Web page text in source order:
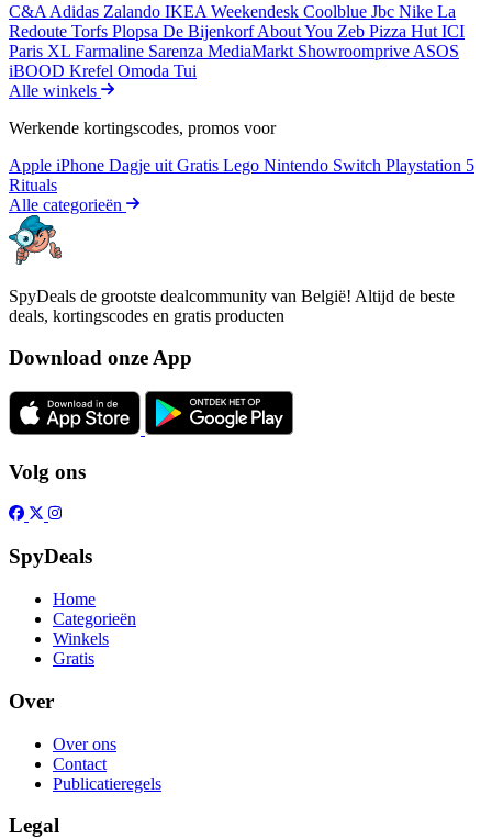
C&A Adidas Zalando IKEA Weekendesk Coolblue Jbc Nike La
Redoute Torfs Plopsa De BijenkorfAbout You Zeb Pizza Hut ICI
Paris XL Farmaline Sarenza MediaMarkt Showroomprive ASOS
iBOOD Krefel Omoda Tui
Alle winkels
Werkende kortingscodes, promos voor
Apple iPhone Dagje uit Gratis Lego Nintendo Switch Playstation 5
Rituals
Alle categorieën
SpyDeals de grootste dealcommunity van België! Altijd de beste
deals, kortingscodes en gratis producten
Download onze App
Volg ons
SpyDeals
Home
Categorieën
Winkels
Gratis
Over
Over ons
Contact
Publicatieregels
Legal